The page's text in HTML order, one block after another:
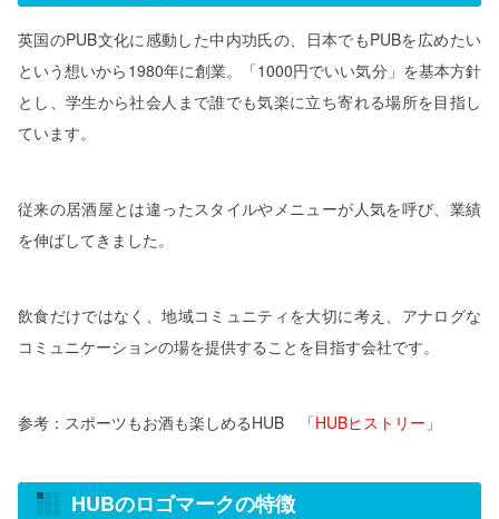
英国のPUB文化に感動した中内功氏の、日本でもPUBを広めたい
という想いから1980年に創業。「1000円でいい気分」を基本方針
とし、学生から社会人まで誰でも気楽に立ち寄れる場所を目指し
ています。
従来の居酒屋とは違ったスタイルやメニューが人気を呼び、業績
を伸ばしてきました。
飲食だけではなく、地域コミュニティを大切に考え、アナログな
コミュニケーションの場を提供することを目指す会社です。
参考：スポーツもお酒も楽しめるHUB 「HUBヒストリー 」
HUBのロゴマークの特徴